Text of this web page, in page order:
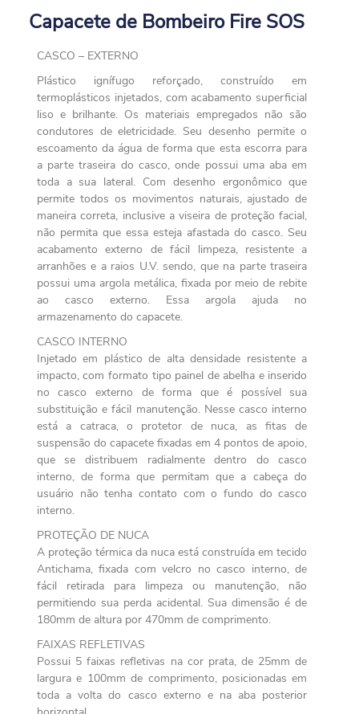
Capacete de Bombeiro Fire SOS
CASCO – EXTERNO
Plástico ignífugo reforçado, construído em
termoplásticos injetados, com acabamento superficial
liso e brilhante. Os materiais empregados não são
condutores de eletricidade. Seu desenho permite o
escoamento da água de forma que esta escorra para
a parte traseira do casco, onde possui uma aba em
toda a sua lateral. Com desenho ergonômico que
permite todos os movimentos naturais, ajustado de
maneira correta, inclusive a viseira de proteção facial,
não permita que essa esteja afastada do casco. Seu
acabamento externo de fácil limpeza, resistente a
arranhões e a raios U.V. sendo, que na parte traseira
possui uma argola metálica, fixada por meio de rebite
ao casco externo. Essa argola ajuda no
armazenamento do capacete.
CASCO INTERNO
Injetado em plástico de alta densidade resistente a
impacto, com formato tipo painel de abelha e inserido
no casco externo de forma que é possível sua
substituição e fácil manutenção. Nesse casco interno
está a catraca, o protetor de nuca, as fitas de
suspensão do capacete fixadas em 4 pontos de apoio,
que se distribuem radialmente dentro do casco
interno, de forma que permitam que a cabeça do
usuário não tenha contato com o fundo do casco
interno.
PROTEÇÃO DE NUCA
A proteção térmica da nuca está construída em tecido
Antichama, fixada com velcro no casco interno, de
fácil retirada para limpeza ou manutenção, não
permitiendo sua perda acidental. Sua dimensão é de
180mm de altura por 470mm de comprimento.
FAIXAS REFLETIVAS
Possui 5 faixas refletivas na cor prata, de 25mm de
largura e 100mm de comprimento, posicionadas em
toda a volta do casco externo e na aba posterior